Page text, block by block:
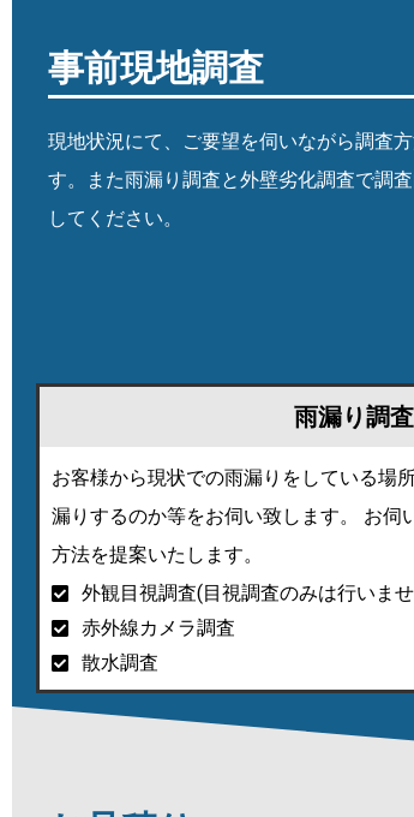
事前現地調査
現地状況にて、ご要望を伺いながら調査
す。また雨漏り調査と外壁劣化調査で調
してください。
雨漏り調査
お客様から現状での雨漏りをしている場
漏りするのか等をお伺い致します。 お伺
方法を提案いたします。
外観目視調査(目視調査のみは行いま
赤外線カメラ調査
散水調査